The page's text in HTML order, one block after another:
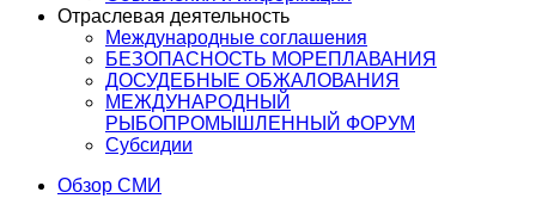
Отраслевая деятельность
Международные соглашения
БЕЗОПАСНОСТЬ МОРЕПЛАВАНИЯ
ДОСУДЕБНЫЕ ОБЖАЛОВАНИЯ
МЕЖДУНАРОДНЫЙ
РЫБОПРОМЫШЛЕННЫЙ ФОРУМ
Субсидии
Обзор СМИ